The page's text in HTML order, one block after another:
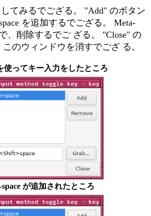
してみるでござる。 "Add" のボタン
を追加するでござる。 Meta-
、削除するでご ざる。 "Close" の
のウィンドウを消すでござ る。
使ってキー入力をしたところ
が追加されたところ